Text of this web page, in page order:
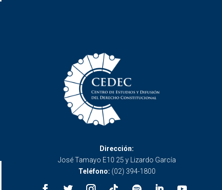
Dirección:
José Tamayo E10 25 y Lizardo García
Teléfono: (02) 394-1800